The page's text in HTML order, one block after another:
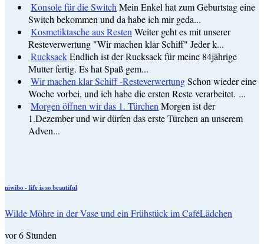
Konsole für die Switch Mein Enkel hat zum Geburtstag eine
Switch bekommen und da habe ich mir geda...
Kosmetiktasche aus Resten Weiter geht es mit unserer
Resteverwertung "Wir machen klar Schiff" Jeder k...
RucksackEndlich ist der Rucksack für meine 84jährige
Mutter fertig. Es hat Spaß gem...
Wir machen klar Schiff -ResteverwertungSchon wieder eine
Woche vorbei, und ich habe die ersten Reste verarbeitet. ...
Morgen öffnen wir das 1. Türchen Morgen ist der
1.Dezember und wir dürfen das erste Türchen an unserem
Adven...
niwibo - life is so beautiful
Wilde Möhre in der Vase und ein Frühstück im CaféLädchen
vor 6 Stunden